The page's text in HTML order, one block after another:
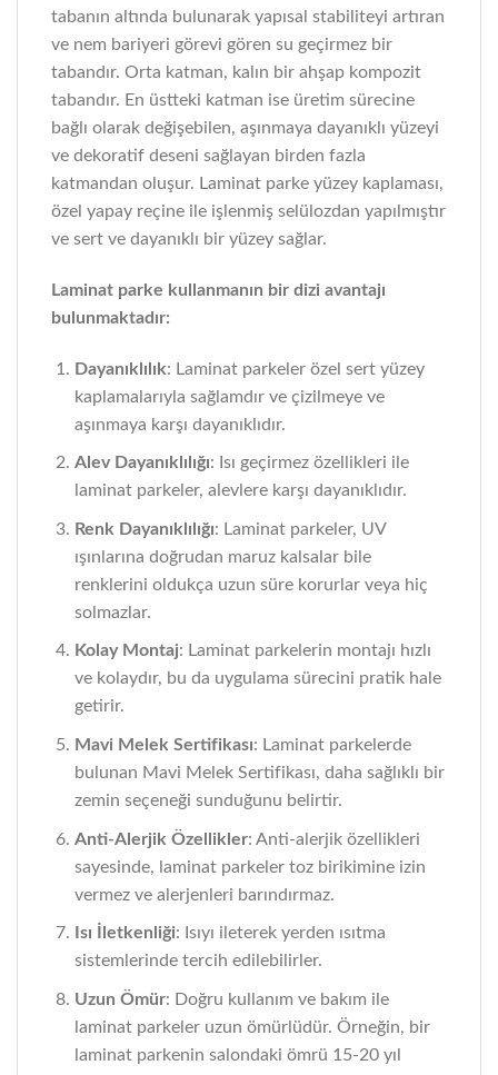
tabanın altında bulunarak yapısal stabiliteyi artıran
ve nem bariyeri görevi gören su geçirmez bir
tabandır. Orta katman, kalın bir ahşap kompozit
tabandır. En üstteki katman ise üretim sürecine
bağlı olarak değişebilen, aşınmaya dayanıklı yüzeyi
ve dekoratif deseni sağlayan birden fazla
katmandan oluşur. Laminat parke yüzey kaplaması,
özel yapay reçine ile işlenmiş selülozdan yapılmıştır
ve sert ve dayanıklı bir yüzey sağlar.
Laminat parke kullanmanın bir dizi avantajı
bulunmaktadır:
Dayanıklılık: Laminat parkeler özel sert yüzey
kaplamalarıyla sağlamdır ve çizilmeye ve
aşınmaya karşı dayanıklıdır.
Alev Dayanıklılığı: Isı geçirmez özellikleri ile
laminat parkeler, alevlere karşı dayanıklıdır.
Renk Dayanıklılığı: Laminat parkeler, UV
ışınlarına doğrudan maruz kalsalar bile
renklerini oldukça uzun süre korurlar veya hiç
solmazlar.
Kolay Montaj: Laminat parkelerin montajı hızlı
ve kolaydır, bu da uygulama sürecini pratik hale
getirir.
Mavi Melek Sertifikası: Laminat parkelerde
bulunan Mavi Melek Sertifikası, daha sağlıklı bir
zemin seçeneği sunduğunu belirtir.
Anti-Alerjik Özellikler: Anti-alerjik özellikleri
sayesinde, laminat parkeler toz birikimine izin
vermez ve alerjenleri barındırmaz.
Isı İletkenliği: Isıyı ileterek yerden ısıtma
sistemlerinde tercih edilebilirler.
Uzun Ömür: Doğru kullanım ve bakım ile
laminat parkeler uzun ömürlüdür. Örneğin, bir
laminat parkenin salondaki ömrü 15-20 yıl